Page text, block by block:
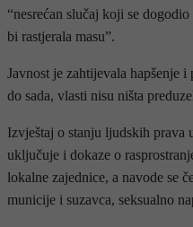
“nesrećan slučaj koji se
bi rastjerala masu”.
Javnost je zahtijevala hapšenje
do sada, vlasti nisu ništa
Izvještaj o stanju ljudskih
uključuje i dokaze o
lokalne zajednice, a navode se
municije i suzavca, seksualno